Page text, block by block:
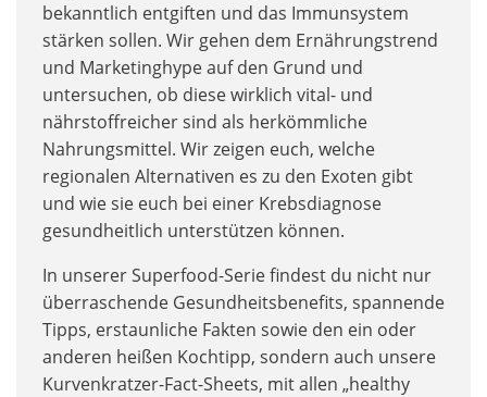
bekanntlich entgiften und das Immunsystem
stärken sollen. Wir gehen dem Ernährungstrend
und Marketinghype auf den Grund und
untersuchen, ob diese wirklich vital- und
nährstoffreicher sind als herkömmliche
Nahrungsmittel. Wir zeigen euch, welche
regionalen Alternativen es zu den Exoten gibt
und wie sie euch bei einer Krebsdiagnose
gesundheitlich unterstützen können.
In unserer Superfood-Serie findest du nicht nur
überraschende Gesundheitsbenefits, spannende
Tipps, erstaunliche Fakten sowie den ein oder
anderen heißen Kochtipp, sondern auch unsere
Kurvenkratzer-Fact-Sheets, mit allen „healthy